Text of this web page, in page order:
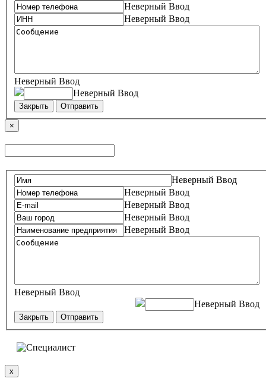
Неверный Ввод
Неверный Ввод
Неверный Ввод
Неверный Ввод
Закрыть Отправить
×
Неверный Ввод
Неверный Ввод
Неверный Ввод
Неверный Ввод
Неверный Ввод
Неверный Ввод
Неверный Ввод
Закрыть Отправить
x